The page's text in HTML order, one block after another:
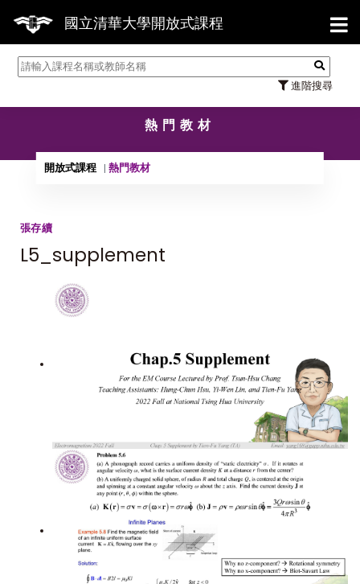
國立清華大學開放式課程
進階搜尋
【7/
熱門教材
開放式課程 熱門教材
張存續
L5_supplement